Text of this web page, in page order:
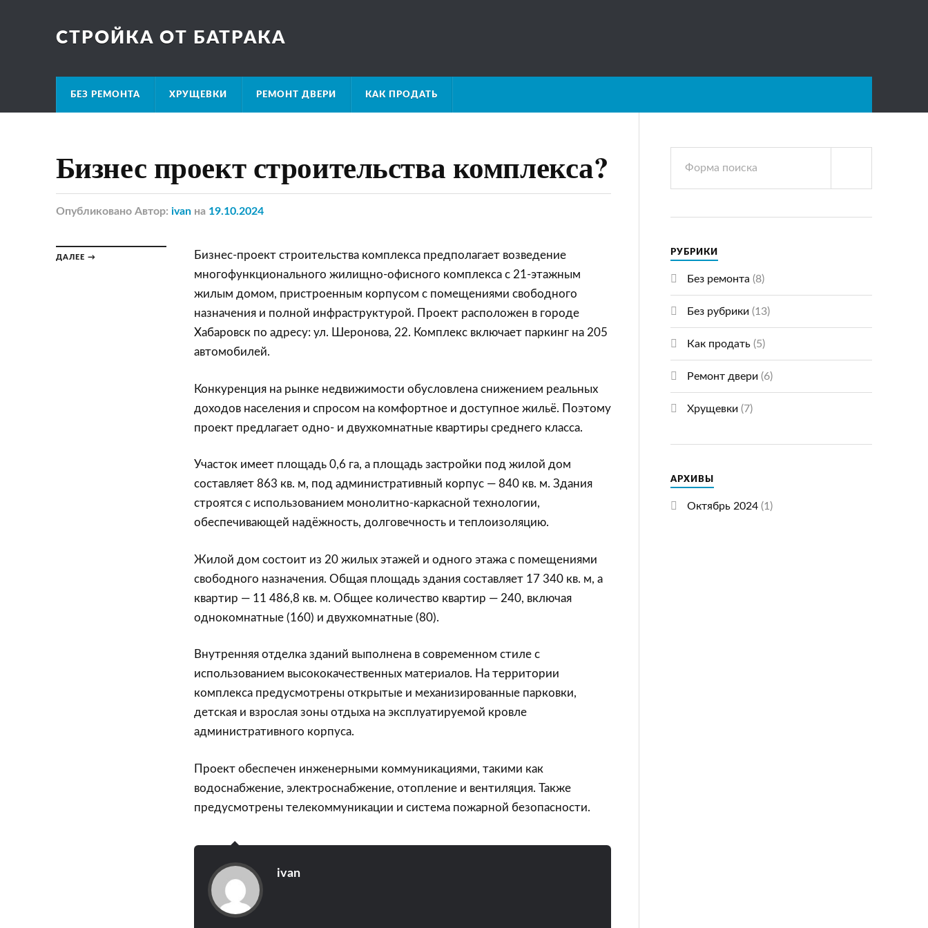
СТРОЙКА ОТ БАТРАКА
БЕЗ РЕМОНТА ХРУЩЕВКИ РЕМОНТ ДВЕРИ КАК ПРОДАТЬ
Бизнес проект строительства комплекса?
Опубликовано Автор: ivan на 19.10.2024
ДАЛЕЕ →
Бизнес-проект строительства комплекса предполагает возведение
многофункционального жилищно-офисного комплекса с 21-этажным
жилым домом, пристроенным корпусом с помещениями свободного
назначения и полной инфраструктурой. Проект расположен в городе
Хабаровск по адресу: ул. Шеронова, 22. Комплекс включает паркинг на 205
автомобилей.
Конкуренция на рынке недвижимости обусловлена снижением реальных
доходов населения и спросом на комфортное и доступное жильё. Поэтому
проект предлагает одно- и двухкомнатные квартиры среднего класса.
Участок имеет площадь 0,6 га, а площадь застройки под жилой дом
составляет 863 кв. м, под административный корпус — 840 кв. м. Здания
строятся с использованием монолитно-каркасной технологии,
обеспечивающей надёжность, долговечность и теплоизоляцию.
Жилой дом состоит из 20 жилых этажей и одного этажа с помещениями
свободного назначения. Общая площадь здания составляет 17 340 кв. м, а
квартир — 11 486,8 кв. м. Общее количество квартир — 240, включая
однокомнатные (160) и двухкомнатные (80).
Внутренняя отделка зданий выполнена в современном стиле с
использованием высококачественных материалов. На территории
комплекса предусмотрены открытые и механизированные парковки,
детская и взрослая зоны отдыха на эксплуатируемой кровле
административного корпуса.
Проект обеспечен инженерными коммуникациями, такими как
водоснабжение, электроснабжение, отопление и вентиляция. Также
предусмотрены телекоммуникации и система пожарной безопасности.
ivan
РУБРИКИ
Без ремонта (8)
Без рубрики (13)
Как продать(5)
Ремонт двери (6)
Хрущевки (7)
АРХИВЫ
Октябрь 2024(1)